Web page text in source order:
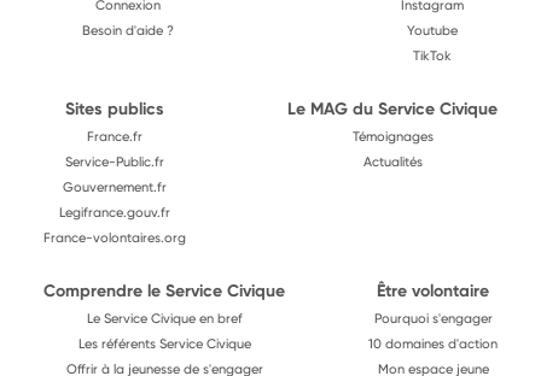
Connexion
Besoin d'aide ?
Instagram
Youtube
TikTok
Sites publics
France.fr
Service-Public.fr
Gouvernement.fr
Legifrance.gouv.fr
France-volontaires.org
Le MAG du Service Civique
Témoignages
Actualités
Comprendre le Service Civique
Le Service Civique en bref
Les référents Service Civique
Offrir à la jeunesse de s'engager
Être volontaire
Pourquoi s'engager
10 domaines d'action
Mon espace jeune